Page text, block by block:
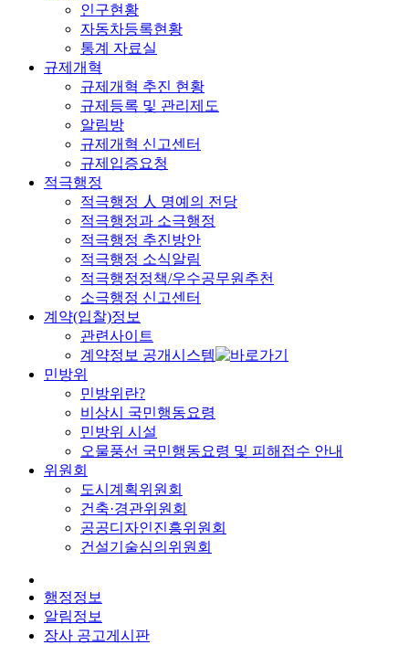
인구현황
자동차등록현황
통계 자료실
규제개혁
규제개혁 추진 현황
규제등록 및 관리제도
알림방
규제개혁 신고센터
규제입증요청
적극행정
적극행정 人 명예의 전당
적극행정과 소극행정
적극행정 추진방안
적극행정 소식알림
적극행정정책/우수공무원추천
소극행정 신고센터
계약(입찰)정보
관련사이트
계약정보 공개시스템
민방위
민방위란?
비상시 국민행동요령
민방위 시설
오물풍선 국민행동요령 및 피해접수 안내
위원회
도시계획위원회
건축·경관위원회
공공디자인진흥위원회
건설기술심의위원회
행정정보
알림정보
장사 공고게시판